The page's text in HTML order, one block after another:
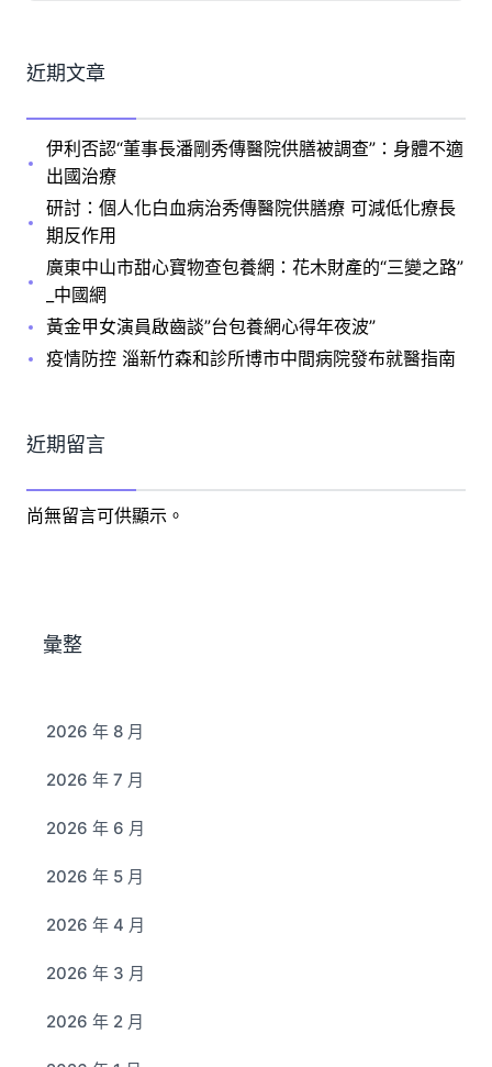
近期文章
伊利否認“董事長潘剛秀傳醫院供膳被調查”：身體不適
出國治療
研討：個人化白血病治秀傳醫院供膳療 可減低化療長
期反作用
廣東中山市甜心寶物查包養網：花木財產的“三變之路”
_中國網
黃金甲女演員啟齒談”台包養網心得年夜波”
疫情防控 淄新竹森和診所博市中間病院發布就醫指南
近期留言
尚無留言可供顯示。
彙整
2026 年 8 月
2026 年 7 月
2026 年 6 月
2026 年 5 月
2026 年 4 月
2026 年 3 月
2026 年 2 月